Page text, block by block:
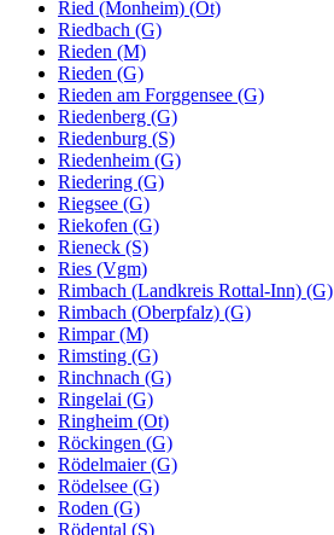
Ried (Monheim) (Ot)
Riedbach (G)
Rieden (M)
Rieden (G)
Rieden am Forggensee (G)
Riedenberg (G)
Riedenburg (S)
Riedenheim (G)
Riedering (G)
Riegsee (G)
Riekofen (G)
Rieneck (S)
Ries (Vgm)
Rimbach (Landkreis Rottal-Inn) (G)
Rimbach (Oberpfalz) (G)
Rimpar (M)
Rimsting (G)
Rinchnach (G)
Ringelai (G)
Ringheim (Ot)
Röckingen (G)
Rödelmaier (G)
Rödelsee (G)
Roden (G)
Rödental (S)